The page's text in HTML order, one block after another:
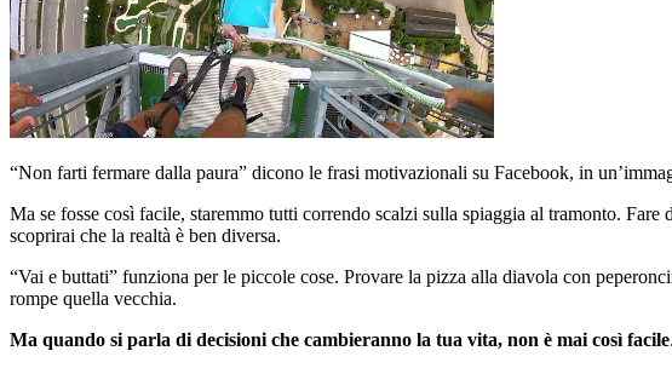
“Non farti fermare dalla paura” dicono le frasi motivazionali su Facebook, in
Ma se fosse così facile, staremmo tutti correndo scalzi sulla spiaggia al tramonto.
scoprirai che la realtà è ben diversa.
“Vai e buttati” funziona per le piccole cose. Provare la pizza alla diavola con
rompe quella vecchia.
Ma quando si parla di decisioni che cambieranno la tua vita, non è mai così facile